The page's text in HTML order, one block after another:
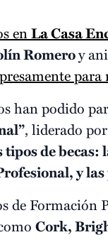
enLa Casa
Romeroy
para
han podido
, liderado
tipos de becas:
y las
de
Cork,